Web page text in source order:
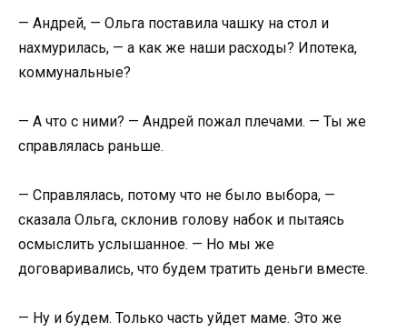
— Андрей, — Ольга поставила чашку на стол и
нахмурилась, — а как же наши расходы? Ипотека,
коммунальные?
— А что с ними? — Андрей пожал плечами. — Ты же
справлялась раньше.
— Справлялась, потому что не было выбора, —
сказала Ольга, склонив голову набок и пытаясь
осмыслить услышанное. — Но мы же
договаривались, что будем тратить деньги вместе.
— Ну и будем. Только часть уйдет маме. Это же